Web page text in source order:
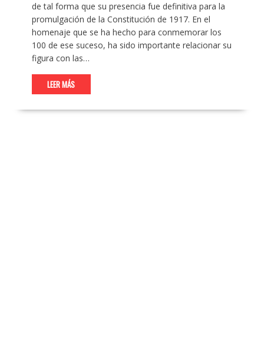
de tal forma que su presencia fue definitiva para la
promulgación de la Constitución de 1917. En el
homenaje que se ha hecho para conmemorar los
100 de ese suceso, ha sido importante relacionar su
figura con las…
LEER MÁS